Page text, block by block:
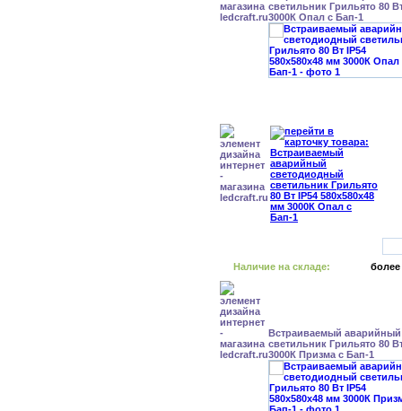
светильник Грильято 80
3000К Опал с Бап-1
Наличие на складе: более
Встраиваемый
светильник Грильято 80
3000К Призма с Бап-1